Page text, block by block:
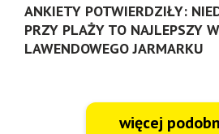
ANKIETY POTWIERDZIŁY:
PRZY PLAŻY TO NAJLEPSZY
LAWENDOWEGO JARMARKU
więcej